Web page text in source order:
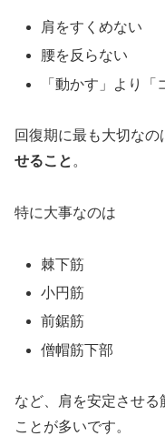
肩をすくめない
腰を反らない
「動かす」より
回復期に最も大切なの
せること。
特に大事なのは
棘下筋
小円筋
前鋸筋
僧帽筋下部
など、肩を安定させ
ことが多いです。